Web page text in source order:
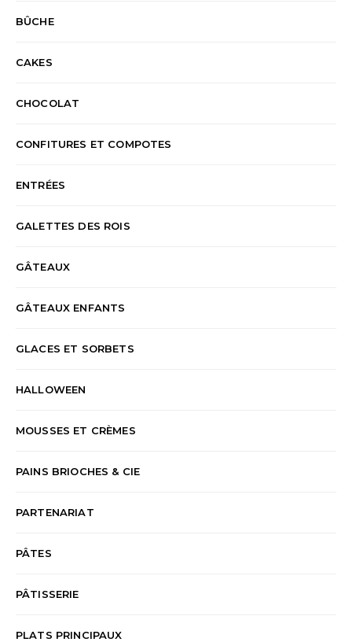
BÛCHE
CAKES
CHOCOLAT
CONFITURES ET COMPOTES
ENTRÉES
GALETTES DES ROIS
GÂTEAUX
GÂTEAUX ENFANTS
GLACES ET SORBETS
HALLOWEEN
MOUSSES ET CRÈMES
PAINS BRIOCHES & CIE
PARTENARIAT
PÂTES
PÂTISSERIE
PLATS PRINCIPAUX